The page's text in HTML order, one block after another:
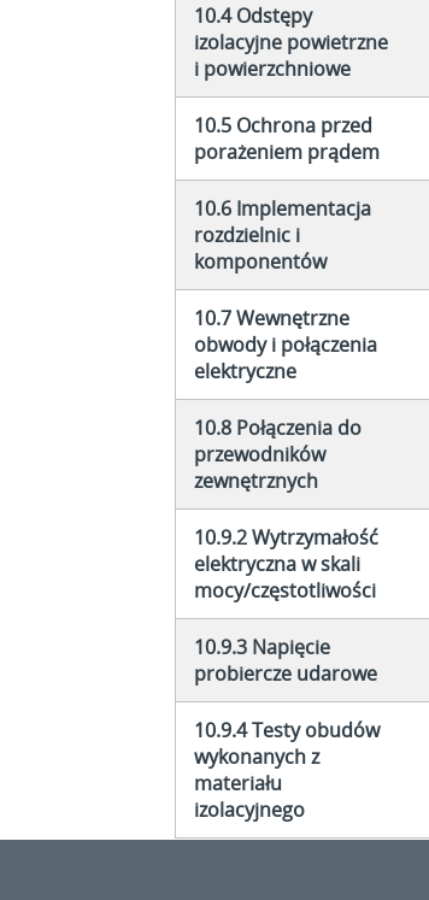
10.4 Odstępy
izolacyjne powietrzne
i powierzchniowe
10.5 Ochrona przed
porażeniem prądem
10.6 Implementacja
rozdzielnic i
komponentów
10.7 Wewnętrzne
obwody i połączenia
elektryczne
10.8 Połączenia do
przewodników
zewnętrznych
10.9.2 Wytrzymałość
elektryczna w skali
mocy/częstotliwości
10.9.3 Napięcie
probiercze udarowe
10.9.4 Testy obudów
wykonanych z
materiału
izolacyjnego